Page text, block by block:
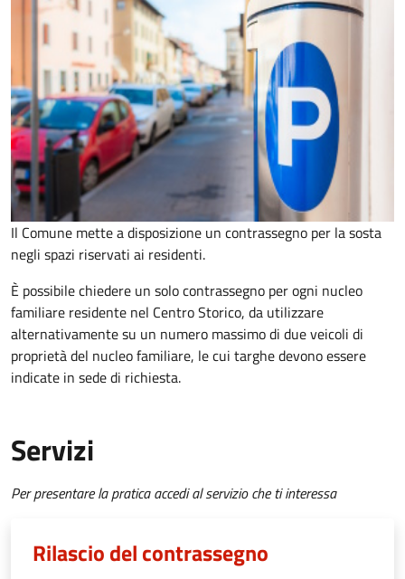
Il Comune mette a disposizione un contrassegno per la sosta
negli spazi riservati ai residenti.
È possibile chiedere un solo contrassegno per ogni nucleo
familiare residente nel Centro Storico, da utilizzare
alternativamente su un numero massimo di due veicoli di
proprietà del nucleo familiare, le cui targhe devono essere
indicate in sede di richiesta.
Servizi
Per presentare la pratica accedi al servizio che ti interessa
Rilascio del contrassegno